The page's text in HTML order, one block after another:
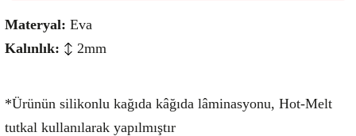
Materyal: Eva
Kalınlık:
2mm
*Ürünün silikonlu kağıda kâğıda lâminasyonu, Hot-Melt
tutkal kullanılarak yapılmıştır